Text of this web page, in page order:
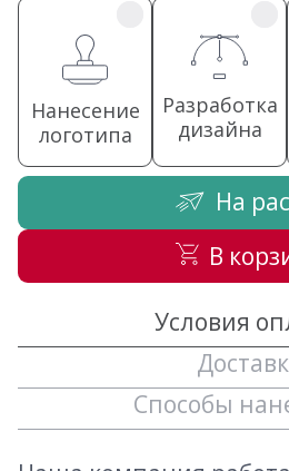
Нанесение
логотипа
Разработка
дизайна
На
В
Условия
Способы